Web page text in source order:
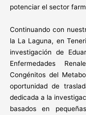
potenciar el sector
Continuando con
la La Laguna, en
investigación de
Enfermedades
Congénitos del
oportunidad de
dedicada a la
basados en